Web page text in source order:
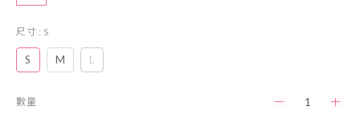
尺寸 : S
S M L
數量